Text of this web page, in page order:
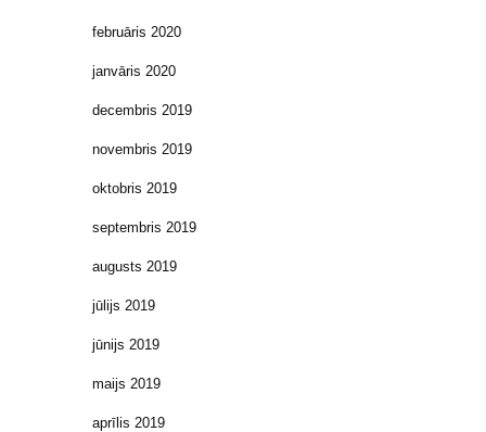
februāris 2020
janvāris 2020
decembris 2019
novembris 2019
oktobris 2019
septembris 2019
augusts 2019
jūlijs 2019
jūnijs 2019
maijs 2019
aprīlis 2019